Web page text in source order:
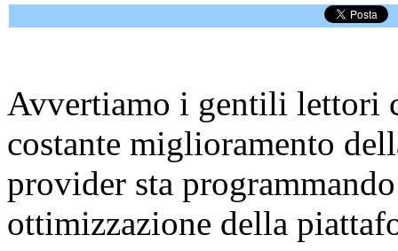
Avvertiamo i gentili lettori
costante miglioramento
provider sta
ottimizzazione della